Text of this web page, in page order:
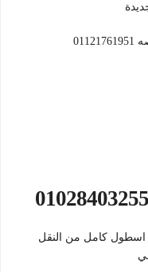
اسطول كامل من النقل